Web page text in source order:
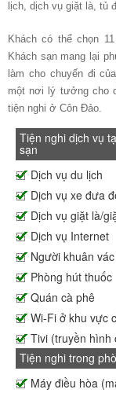
lịch, dịch vụ giặt là, tủ
Khách có thể chọn
Khách sạn mang lại
làm cho chuyến đi
một nơi lý tưởng cho
tiện nghi ở Côn Đảo.
Tiện nghi dịch vụ
sạn
Dịch vụ du lịch
Dịch vụ xe đưa
Dịch vụ giặt là/
Dịch vụ Internet
Người khuân
Phòng hút thuốc
Quán cà phê
Wi-Fi ở khu vực
Tivi (truyền hình
Tiện nghi trong
Máy điều hòa